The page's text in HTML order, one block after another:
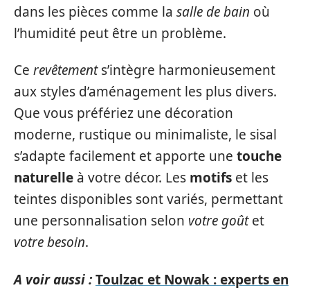
dans les pièces comme la salle de bain où
l’humidité peut être un problème.
Ce revêtements’intègre harmonieusement
aux styles d’aménagement les plus divers.
Que vous préfériez une décoration
moderne, rustique ou minimaliste, le sisal
s’adapte facilement et apporte une touche
naturelle à votre décor. Les motifs et les
teintes disponibles sont variés, permettant
une personnalisation selon votre goûtet
votre besoin.
A voir aussi :Toulzac et Nowak : experts en